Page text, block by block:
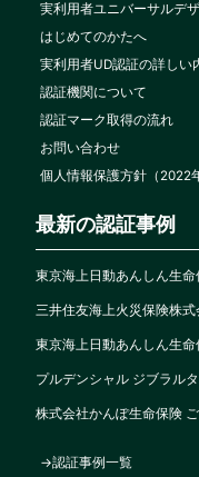
実利用者ユニバーサルデ
はじめてのかたへ
実利用者UD認証の詳しい
認証機関について
認証マーク取得の流れ
お問い合わせ
個人情報保護方針（2022
最新の認証事例
東京海上日動あんしん生命
三井住友海上火災保険株式
東京海上日動あんしん生命
プルデンシャル ジブラル
株式会社かんぽ生命保険
→認証事例一覧